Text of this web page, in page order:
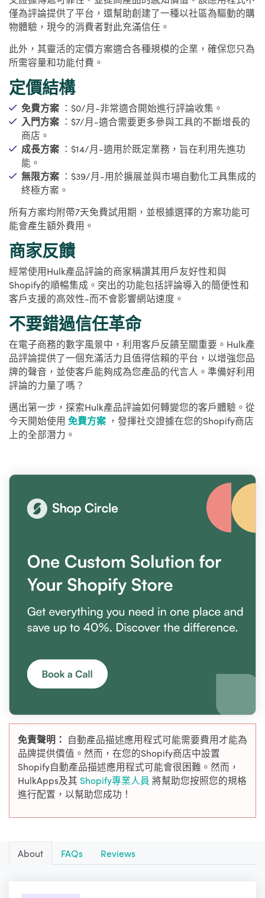
僅為評論提供了平台，還幫助創建了一種以社區為驅動的購
物體驗，現今的消費者對此充滿信任。
此外，其靈活的定價方案適合各種規模的企業，確保您只為
所需容量和功能付費。
定價結構
免費方案 ：$0/月-非常適合開始進行評論收集。
入門方案 ：$7/月-適合需要更多參與工具的不斷增長的
商店。
成長方案 ：$14/月-適用於既定業務，旨在利用先進功
能。
無限方案 ：$39/月-用於擴展並與市場自動化工具集成的
終極方案。
所有方案均附帶7天免費試用期，並根據選擇的方案功能可
能會產生額外費用。
商家反饋
經常使用Hulk產品評論的商家稱讚其用戶友好性和與
Shopify的順暢集成。突出的功能包括評論導入的簡便性和
客戶支援的高效性-而不會影響網站速度。
不要錯過信任革命
在電子商務的數字風景中，利用客戶反饋至關重要。Hulk產
品評論提供了一個充滿活力且值得信賴的平台，以增強您品
牌的聲音，並使客戶能夠成為您產品的代言人。準備好利用
評論的力量了嗎？
邁出第一步，探索Hulk產品評論如何轉變您的客戶體驗。從
今天開始使用 免費方案 ，發揮社交證據在您的Shopify商店
上的全部潛力。
免責聲明： 自動產品描述應用程式可能需要費用才能為
品牌提供價值。然而，在您的Shopify商店中設置
Shopify自動產品描述應用程式可能會很困難。然而，
HulkApps及其 Shopify專業人員 將幫助您按照您的規格
進行配置，以幫助您成功！
About FAQs Reviews